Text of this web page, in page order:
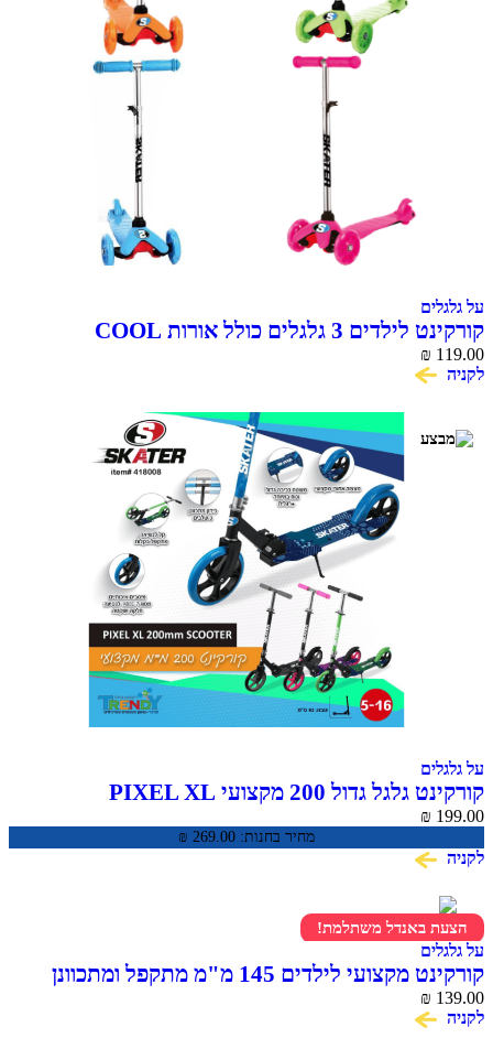
על גלגלים
קורקינט לילדים 3 גלגלים כולל אורות COOL
SKOOTER
₪ 119.00
לקניה
על גלגלים
קורקינט גלגל גדול 200 מקצועי PIXEL XL
מחיר בחנות: ₪ 269.00
₪ 199.00
לקניה
הצעת באנדל משתלמת!
על גלגלים
קורקינט מקצועי לילדים 145 מ"מ מתקפל ומתכוונן
OMEGA
₪ 139.00
לקניה